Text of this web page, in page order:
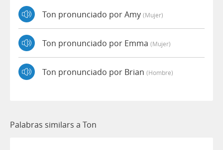
Ton pronunciado por Amy (mujer)
Ton pronunciado por Emma (mujer)
Ton pronunciado por Brian (hombre)
Palabras similars a Ton